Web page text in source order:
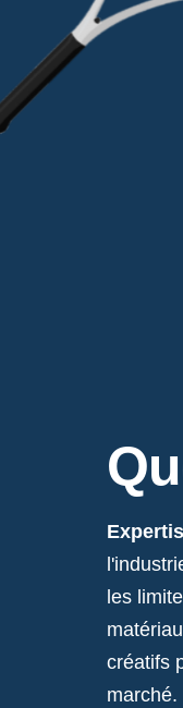
les
créatifs
marché.